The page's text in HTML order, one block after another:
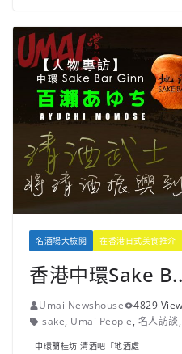
名酒場大檢閱 在香港日式美食推介
香港中環Sake
Umai Newshouse
4829
sake, Umai People, 名人訪談,
中環蘭桂坊 清酒吧「地酒處